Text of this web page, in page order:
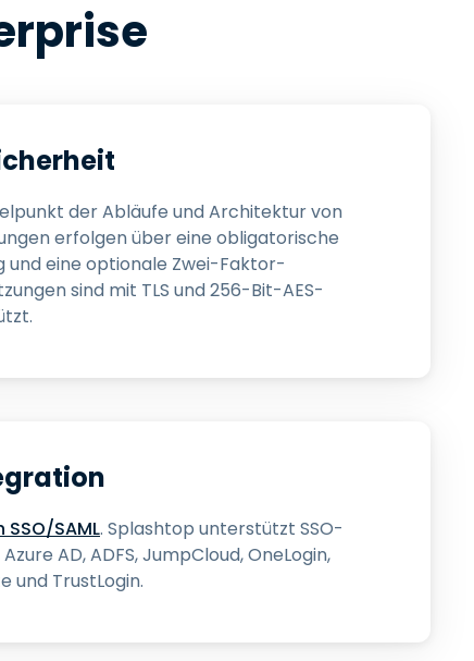
der Abläufe und Architektur von
erfolgen über eine obligatorische
eine optionale Zwei-Faktor-
sind mit TLS und 256-Bit-AES-
SAML. Splashtop unterstützt SSO-
AD, ADFS, JumpCloud, OneLogin,
und TrustLogin.